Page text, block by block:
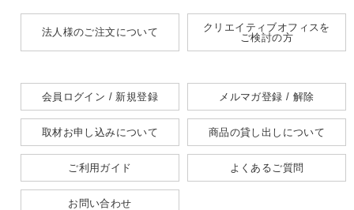
法人様のご注文について
クリエイティブオフィスを
ご検討の方
会員ログイン / 新規登録 メルマガ登録 / 解除
取材お申し込みについて 商品の貸し出しについて
ご利用ガイド よくあるご質問
お問い合わせ